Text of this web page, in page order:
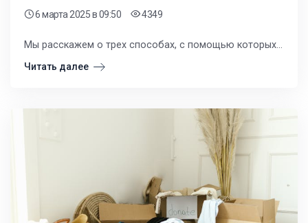
6 марта 2025в 09:50 4349
Мы расскажем о трех способах, с помощью которых вы можете увеличить продажи, используя ценники, и как реализовать эти стратегии в вашем магазине.
Читать далее